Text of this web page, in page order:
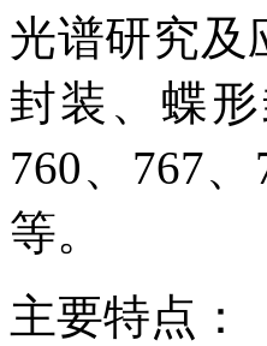
光谱研究及
封装、蝶
760、767
等。
主要特点：